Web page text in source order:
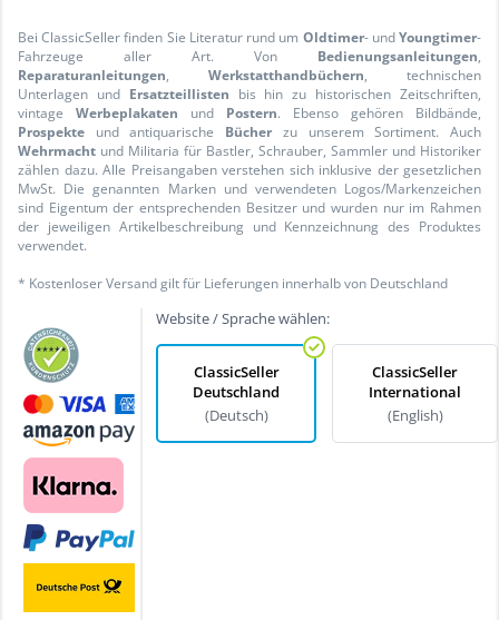
Bei ClassicSeller finden Sie Literatur rund um Oldtimer- undYoungtimer-
Fahrzeuge aller Art. Von Bedienungsanleitungen,
Reparaturanleitungen, Werkstatthandbüchern, technischen
Unterlagen und Ersatzteillisten bis hin zu historischen Zeitschriften,
vintage Werbeplakaten und Postern. Ebenso gehören Bildbände,
Prospekte und antiquarische Bücher zu unserem Sortiment. Auch
Wehrmacht und Militaria für Bastler, Schrauber, Sammler und Historiker
zählen dazu. Alle Preisangaben verstehen sich inklusive der gesetzlichen
MwSt. Die genannten Marken und verwendeten Logos/Markenzeichen
sind Eigentum der entsprechenden Besitzer und wurden nur im Rahmen
der jeweiligen Artikelbeschreibung und Kennzeichnung des Produktes
verwendet.
* Kostenloser Versand gilt für Lieferungen innerhalb von Deutschland
Website / Sprache wählen:
ClassicSeller
Deutschland
(Deutsch)
ClassicSeller
International
(English)